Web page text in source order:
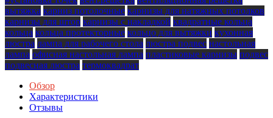
вытяжка карниз потолочные карнизы для натяжных потолков
карнизы для штор карнизы с накладкой квадратные кольца
кольца кольца протекторные кольцо для вытяжки кухонная
люстра лампа для рабочего стола люстра подвес настольная
лампа офисная настольная лампа пластиковые карнизы подвес
подвесная люстра термоквадрат
Обзор
Характеристики
Отзывы